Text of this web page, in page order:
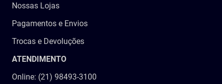
Nossas Lojas
Pagamentos e Envios
Trocas e Devoluções
ATENDIMENTO
Online: (21) 98493-3100